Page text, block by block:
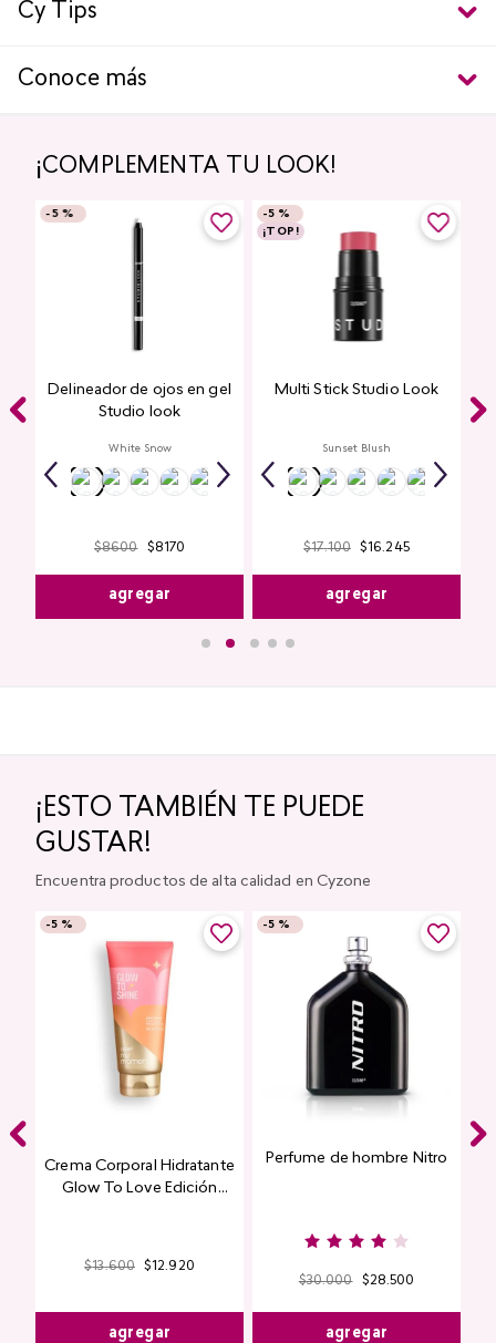
Cy Tips
Conoce más
¡COMPLEMENTA TU LOOK!
-5 %
Delineador de ojos en gel
Studio look
White Snow
$8600 $8170
agregar
-5 %
¡TOP!
Multi Stick Studio Look
Sunset Blush
$17.100 $ 16.245
agregar
¡ESTO TAMBIÉN TE PUEDE
GUSTAR!
Encuentra productos de alta calidad en Cyzone
-5 %
Crema Corporal Hidratante
Glow To Love Edición
$13.600 $12.920
agregar
-5 %
Perfume de hombre Nitro
$30.000 $28.500
agregar